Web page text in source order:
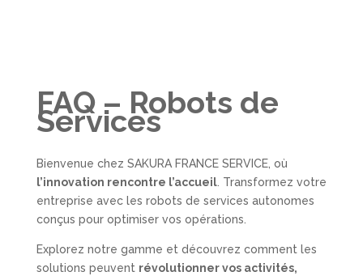
FAQ – Robots de
Services
Bienvenue chez SAKURA FRANCE SERVICE, où
l’innovation rencontre l’accueil. Transformez votre
entreprise avec les robots de services autonomes
conçus pour optimiser vos opérations.
Explorez notre gamme et découvrez comment les
solutions peuvent révolutionner vos activités,